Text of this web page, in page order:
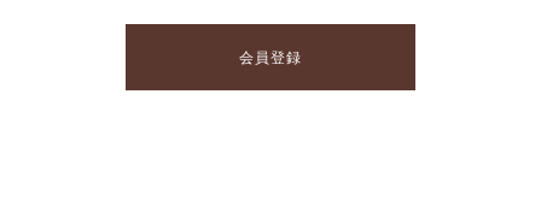
会員登録